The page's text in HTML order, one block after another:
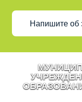
Напишите об